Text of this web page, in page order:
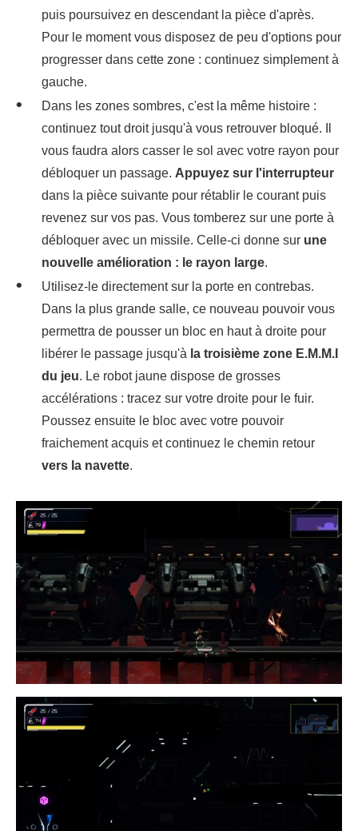
puis poursuivez en descendant la pièce d'après.
Pour le moment vous disposez de peu d'options pour
progresser dans cette zone : continuez simplement à
gauche.
Dans les zones sombres, c'est la même histoire :
continuez tout droit jusqu'à vous retrouver bloqué. Il
vous faudra alors casser le sol avec votre rayon pour
débloquer un passage. Appuyez sur l'interrupteur
dans la pièce suivante pour rétablir le courant puis
revenez sur vos pas. Vous tomberez sur une porte à
débloquer avec un missile. Celle-ci donne sur une
nouvelle amélioration : le rayon large.
Utilisez-le directement sur la porte en contrebas.
Dans la plus grande salle, ce nouveau pouvoir vous
permettra de pousser un bloc en haut à droite pour
libérer le passage jusqu'à la troisième zone E.M.M.I
du jeu. Le robot jaune dispose de grosses
accélérations : tracez sur votre droite pour le fuir.
Poussez ensuite le bloc avec votre pouvoir
fraichement acquis et continuez le chemin retour
vers la navette.